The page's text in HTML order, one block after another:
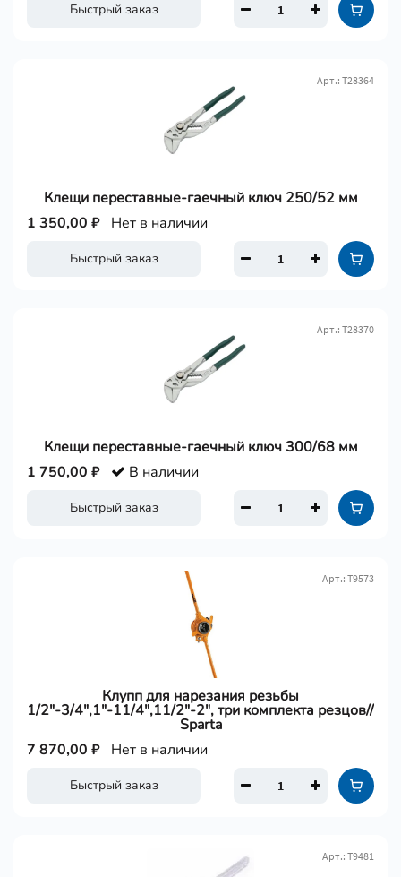
Быстрый заказ
Клещи переставные-гаечный ключ 250/52 мм
Арт.: Т28364
Быстрый заказ
1 350,00 ₽ Нет в наличии
Клещи переставные-гаечный ключ 300/68 мм
Арт.: Т28370
Быстрый заказ
1 750,00 ₽ В наличии
Клупп для нарезания резьбы
1/2"-3/4",1"-11/4",11/2"-2", три комплекта резцов//
Sparta
Арт.: Т9573
Быстрый заказ
7 870,00 ₽ Нет в наличии
Арт.: Т9481